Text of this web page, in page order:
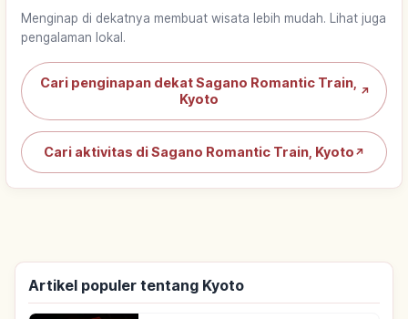
Menginap di dekatnya membuat wisata lebih mudah. Lihat juga
pengalaman lokal.
Cari penginapan dekat Sagano Romantic Train,
Kyoto
↗
Cari aktivitas di Sagano Romantic Train, Kyoto ↗
Artikel populer tentang Kyoto